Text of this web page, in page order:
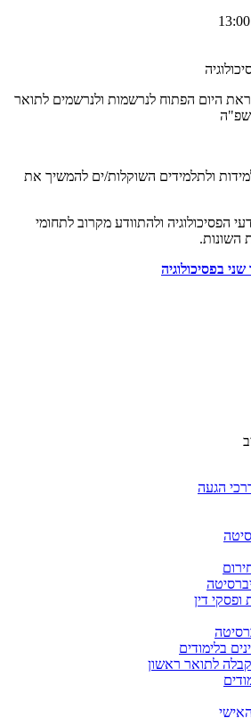
היום הפתוח לנרשמות ולנרשמים לתואר
ולתלמידים השוקלות/ים להמשיך את
הפסיכולוגיה ולהתוודע מקרוב לתחומי
השונות.
בפסיכולוגיה
הגעה
דין
בלימודים
קבלה לתואר ראשון